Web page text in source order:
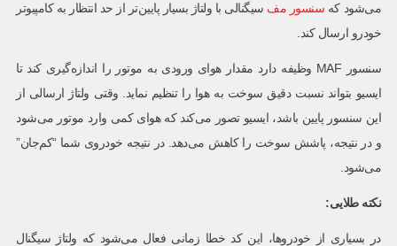
می‌شود که سنسور مف سیگنالی با ولتاژ بسیار پایین‌تر از حد انتظار به کامپیوتر
خودرو ارسال کند.
سنسور MAF وظیفه دارد مقدار هوای ورودی به موتور را اندازه‌گیری کند تا
ایسیو بتواند نسبت دقیق سوخت به هوا را تنظیم نماید. وقتی ولتاژ ارسالی از
این سنسور پایین باشد، ایسیو تصور می‌کند که هوای کمی وارد موتور می‌شود
و در نتیجه، پاشش سوخت را کاهش می‌دهد. در نتیجه خودروی شما “کم‌جان”
می‌شود.
نکته طلایی:
در بسیاری از خودروها، این کد خطا زمانی فعال می‌شود که ولتاژ سیگنال